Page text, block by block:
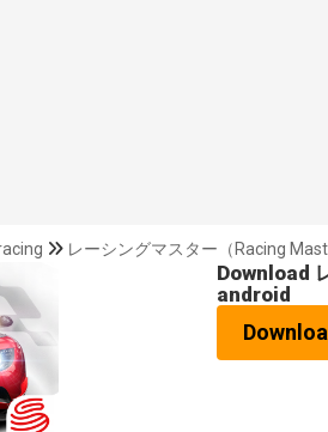
レーシングマスター（Racing
Download
android